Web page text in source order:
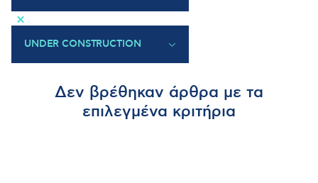
QATAR
UAE
×
UNDER CONSTRUCTION
COMPLETED
Δεν βρέθηκαν άρθρα με τα
επιλεγμένα κριτήρια